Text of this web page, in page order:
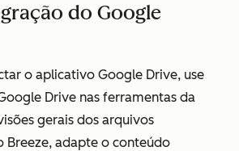
do Google
o aplicativo Google Drive, use
Drive nas ferramentas da
gerais dos arquivos
Breeze, adapte o conteúdo